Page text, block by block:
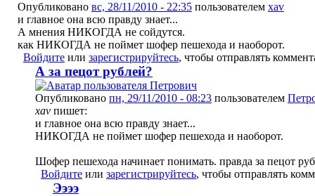
Опубликовано вс, 28/11/2010 - 22:35 пользователем xav
и главное она всю правду знает...
А мнения НИКОГДА не сойдутся.
как НИКОГДА не поймет шофер пешехода и наоборот.
Войдите или зарегистрируйтесь, чтобы отправлять
А за пецот рублей?
Опубликовано пн, 29/11/2010 - 08:23 пользователем
xav пишет:
и главное она всю правду знает...
НИКОГДА не поймет шофер пешехода и наоборот.
Шофер пешехода начинает понимать. правда за пецот
Войдите или зарегистрируйтесь, чтобы отправлять
Ээээ